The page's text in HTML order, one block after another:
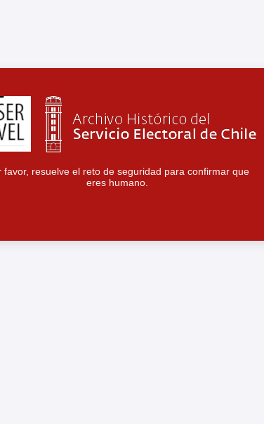
favor, resuelve el reto de seguridad para confirmar que
eres humano.